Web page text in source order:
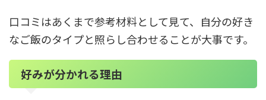
口コミはあくまで参考材料として見て、自分の好き
なご飯のタイプと照らし合わせることが大事です。
好みが分かれる理由